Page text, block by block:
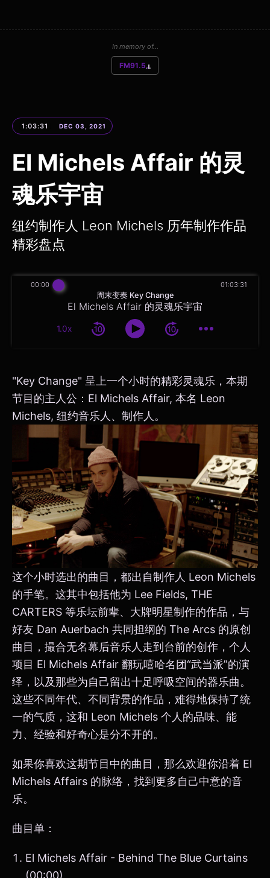
In memory of...
FM91.5
1:03:31 DEC 03, 2021
El Michels Affair 的灵
魂乐宇宙
纽约制作人 Leon Michels 历年制作作品
精彩盘点
周末变奏 Key Change
El Michels Affair 的灵魂乐宇宙
1.0x
00:00 01:03:31
"Key Change" 呈上一个小时的精彩灵魂乐，本期
节目的主人公：El Michels Affair, 本名 Leon
Michels, 纽约音乐人、制作人。
这个小时选出的曲目，都出自制作人 Leon Michels
的手笔。这其中包括他为 Lee Fields, THE
CARTERS 等乐坛前辈、大牌明星制作的作品，与
好友 Dan Auerbach 共同担纲的 The Arcs 的原创
曲目，撮合无名幕后音乐人走到台前的创作，个人
项目 El Michels Affair 翻玩嘻哈名团“武当派”的演
绎，以及那些为自己留出十足呼吸空间的器乐曲。
这些不同年代、不同背景的作品，难得地保持了统
一的气质，这和 Leon Michels 个人的品味、能
力、经验和好奇心是分不开的。
如果你喜欢这期节目中的曲目，那么欢迎你沿着 El
Michels Affairs 的脉络，找到更多自己中意的音
乐。
曲目单：
El Michels Affair - Behind The Blue Curtains
(00:00)